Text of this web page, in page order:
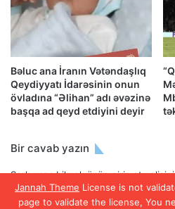
Jannah Theme License is not
page to validate the license, You
Bəluc ana İranın Vətəndaşlıq
Qeydiyyatı İdarəsinin onun
övladına “Əlihan” adı əvəzinə
başqa ad qeyd etdiyini deyir
Bir cavab yazın
Şərh yaza bilmək üçüngiriş